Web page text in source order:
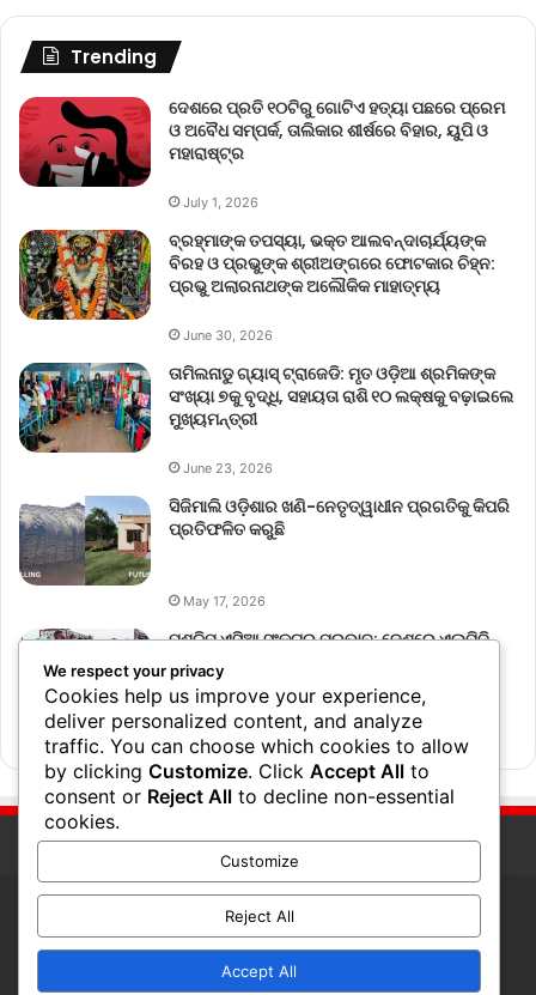
Trending
ଦେଶରେ ପ୍ରତି ୧୦ଟିରୁ ଗୋଟିଏ ହତ୍ୟା ପଛରେ ପ୍ରେମ
ଓ ଅବୈଧ ସମ୍ପର୍କ, ତାଲିକାର ଶୀର୍ଷରେ ବିହାର, ୟୁପି ଓ
ମହାରାଷ୍ଟ୍ର
July 1, 2026
ବ୍ରହ୍ମାଙ୍କ ତପସ୍ୟା, ଭକ୍ତ ଆଲବନ୍ଦାଚାର୍ଯ୍ୟଙ୍କ
ବିରହ ଓ ପ୍ରଭୁଙ୍କ ଶ୍ରୀଅଙ୍ଗରେ ଫୋଟକାର ଚିହ୍ନ:
ପ୍ରଭୁ ଅଲାରନାଥଙ୍କ ଅଲୌକିକ ମାହାତ୍ମ୍ୟ
June 30, 2026
ତାମିଲନାଡୁ ଗ୍ୟାସ୍ ଟ୍ରାଜେଡି: ମୃତ ଓଡ଼ିଆ ଶ୍ରମିକଙ୍କ
ସଂଖ୍ୟା ୭କୁ ବୃଦ୍ଧି, ସହାୟତା ରାଶି ୧୦ ଲକ୍ଷକୁ ବଢ଼ାଇଲେ
ମୁଖ୍ୟମନ୍ତ୍ରୀ
June 23, 2026
ସିଜିମାଲି ଓଡ଼ିଶାର ଖଣି-ନେତୃତ୍ୱାଧୀନ ପ୍ରଗତିକୁ କିପରି
ପ୍ରତିଫଳିତ କରୁଛି
May 17, 2026
ପଶ୍ଚିମ ଏସିଆ ସଂକଟର ପ୍ରଭାବ: ଦେଶରେ ଏଲ୍‌ପିଜି
ବ୍ୟବହାର ୧୮% ହ୍ରାସ
March 17, 2026
© Copyright 2026, All Rights Reserved
Facebook
Twitter
We respect your privacy
Cookies help us improve your experience,
deliver personalized content, and analyze
traffic. You can choose which cookies to allow
by clicking Customize. Click Accept All to
consent or Reject All to decline non-essential
cookies.
Customize
Reject All
Accept All